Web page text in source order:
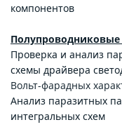
компонентов
Проверка и анализ
схемы драйвера
Вольт-фарадных
Анализ паразитных
интегральных схем